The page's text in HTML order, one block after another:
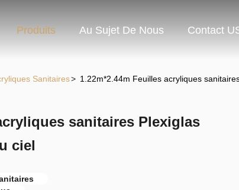
Produits Au Sujet De Nous Contact
Sanitaires> 1.22m*2.44m Feuilles acryliques
sanitaires Plexiglas
ciel